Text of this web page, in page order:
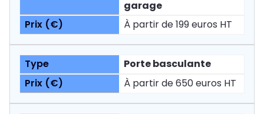
garage
À partir de 199 euros HT
Porte basculante
À partir de 650 euros HT